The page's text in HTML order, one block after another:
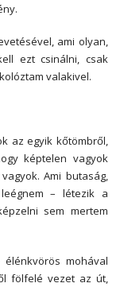
ami olyan,
ezt csinálni, csak
valakivel.
az egyik kőtömbről,
képtelen vagyok
vagyok. Ami butaság,
– létezik a
sem mertem
mohával
fölfelé vezet az út,